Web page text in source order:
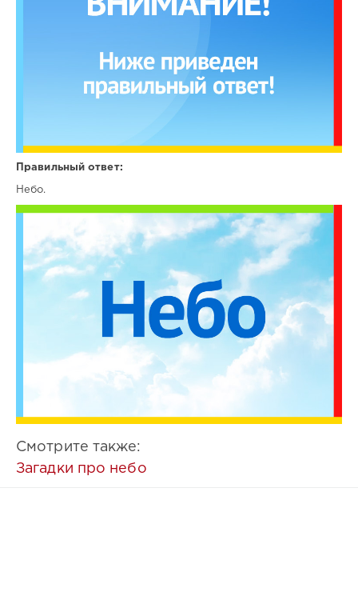
Правильный ответ:
Небо.
Смотрите также:
Загадки про небо